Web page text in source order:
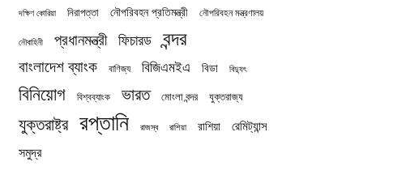
দক্ষিণ কোরিয়া নিরাপত্তা নৌপরিবহন প্রতিমন্ত্রী নৌপরিবহন মন্ত্রণালয়
নৌবাহিনী প্রধানমন্ত্রী ফিচারড বন্দর
বাংলাদেশ ব্যাংক বাণিজ্য বিজিএমইএ বিডা বিদ্যুৎ
বিনিয়োগ বিশ্বব্যাংক ভারত মোংলা বন্দর যুক্তরাজ্য
যুক্তরাষ্ট্র রপ্তানি রাজস্ব রাশিয়া রাশিয়া রেমিট্যান্স
সমুদ্র